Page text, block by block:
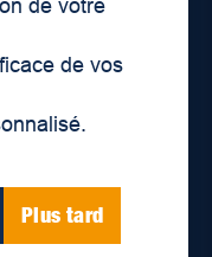
de votre
de vos
Plus tard